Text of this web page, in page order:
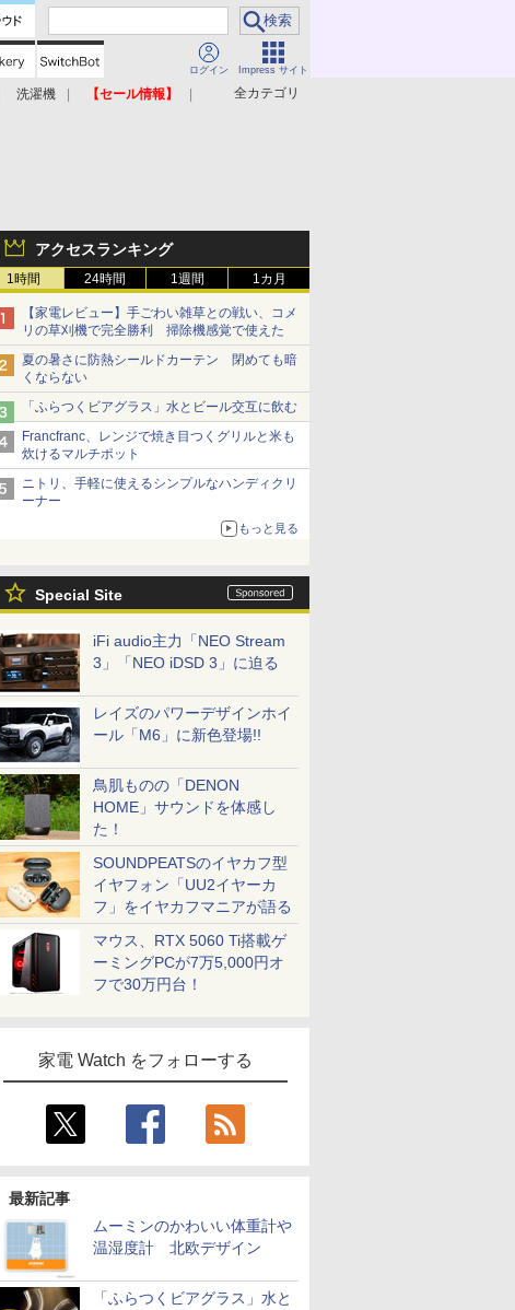
ログイン Impress サイト
全カテゴリ
洗濯機
【セール情報】
アクセスランキング
1時間 24時間 1週間 1カ月
【家電レビュー】手ごわい雑草との戦い、コメ
リの草刈機で完全勝利 掃除機感覚で使えた
夏の暑さに防熱シールドカーテン 閉めても暗
くならない
「ふらつくビアグラス」水とビール交互に飲む
Francfranc、レンジで焼き目つくグリルと米も
炊けるマルチポット
ニトリ、手軽に使えるシンプルなハンディクリ
ーナー
もっと見る
Special Site
iFi audio主力「NEO Stream
3」「NEO iDSD 3」に迫る
レイズのパワーデザインホイ
ール「M6」に新色登場!!
鳥肌ものの「DENON
HOME」サウンドを体感し
た！
SOUNDPEATSのイヤカフ型
イヤフォン「UU2イヤーカ
フ」をイヤカフマニアが語る
マウス、RTX 5060 Ti搭載ゲ
ーミングPCが7万5,000円オ
フで30万円台！
家電 Watch をフォローする
最新記事
ムーミンのかわいい体重計や
温湿度計 北欧デザイン
「ふらつくビアグラス」水と